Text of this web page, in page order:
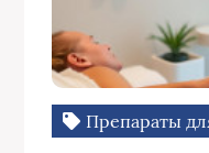
Препараты